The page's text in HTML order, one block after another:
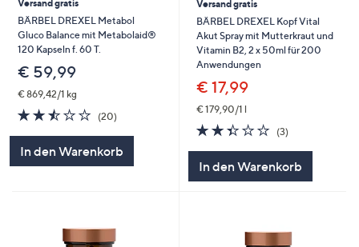
Versand gratis
BÄRBEL DREXEL Metabol
Gluco Balance mit Metabolaid®
120 Kapseln f. 60 T.
€ 59,99
€ 869,42/1 kg
2.5
von
(20)20
In den Warenkorb
Versand gratis
BÄRBEL DREXEL Kopf Vital
Akut Spray mit Mutterkraut und
Vitamin B2, 2 x 50ml für 200
Anwendungen
€ 17,99
€ 179,90/1 l
2.3
von
(3)3
In den Warenkorb